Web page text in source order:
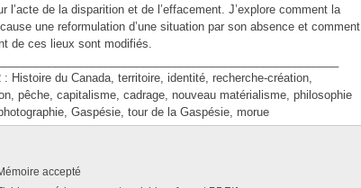
l’acte de la disparition et de l’effacement. J’explore comment la
une reformulation d’une situation par son absence et comment
de ces lieux sont modifiés.
: Histoire du Canada, territoire, identité, recherche-création,
pêche, capitalisme, cadrage, nouveau matérialisme, philosophie
Gaspésie, tour de la Gaspésie, morue
accepté